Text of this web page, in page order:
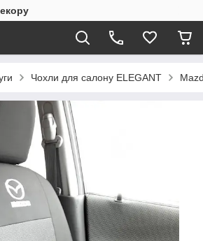
Чохли для салону ELEGANT